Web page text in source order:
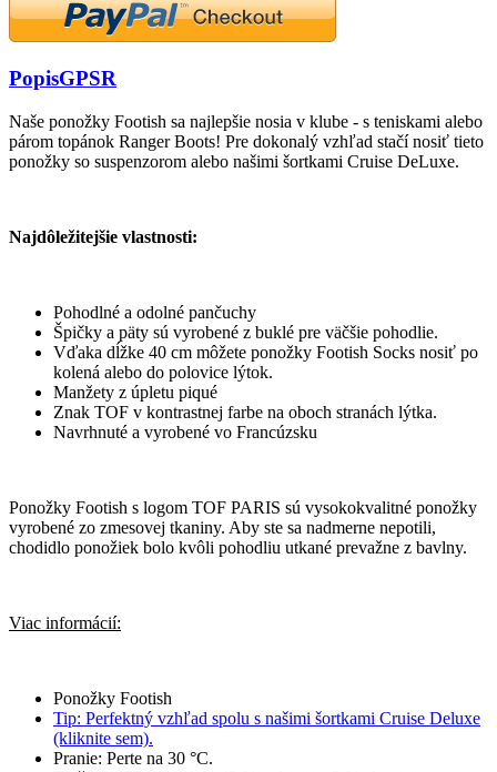
PopisGPSR
Naše ponožky Footish sa najlepšie nosia v klube - s teniskami alebo
párom topánok Ranger Boots! Pre dokonalý vzhľad stačí nosiť tieto
ponožky so suspenzorom alebo našimi šortkami Cruise DeLuxe.
Najdôležitejšie vlastnosti:
Pohodlné a odolné pančuchy
Špičky a päty sú vyrobené z buklé pre väčšie pohodlie.
Vďaka dĺžke 40 cm môžete ponožky Footish Socks nosiť po
kolená alebo do polovice lýtok.
Manžety z úpletu piqué
Znak TOF v kontrastnej farbe na oboch stranách lýtka.
Navrhnuté a vyrobené vo Francúzsku
Ponožky Footish s logom TOF PARIS sú vysokokvalitné ponožky
vyrobené zo zmesovej tkaniny. Aby ste sa nadmerne nepotili,
chodidlo ponožiek bolo kvôli pohodliu utkané prevažne z bavlny.
Viac informácií:
Ponožky Footish
Tip: Perfektný vzhľad spolu s našimi šortkami Cruise Deluxe
(kliknite sem).
Pranie: Perte na 30 °C.